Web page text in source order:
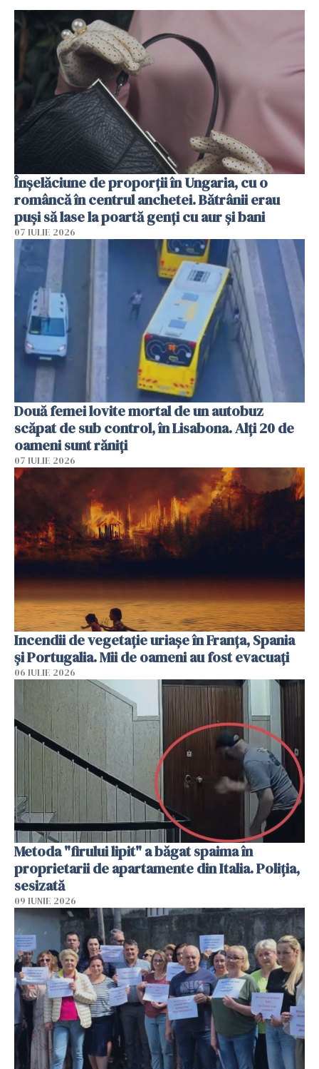
Înșelăciune de proporții în Ungaria, cu o
româncă în centrul anchetei. Bătrânii erau
puși să lase la poartă genți cu aur și bani
07 IULIE 2026
Două femei lovite mortal de un autobuz
scăpat de sub control, în Lisabona. Alți 20 de
oameni sunt răniți
07 IULIE 2026
Incendii de vegetație uriașe în Franța, Spania
și Portugalia. Mii de oameni au fost evacuați
06 IULIE 2026
Metoda "firului lipit" a băgat spaima în
proprietarii de apartamente din Italia. Poliția,
sesizată
09 IUNIE 2026